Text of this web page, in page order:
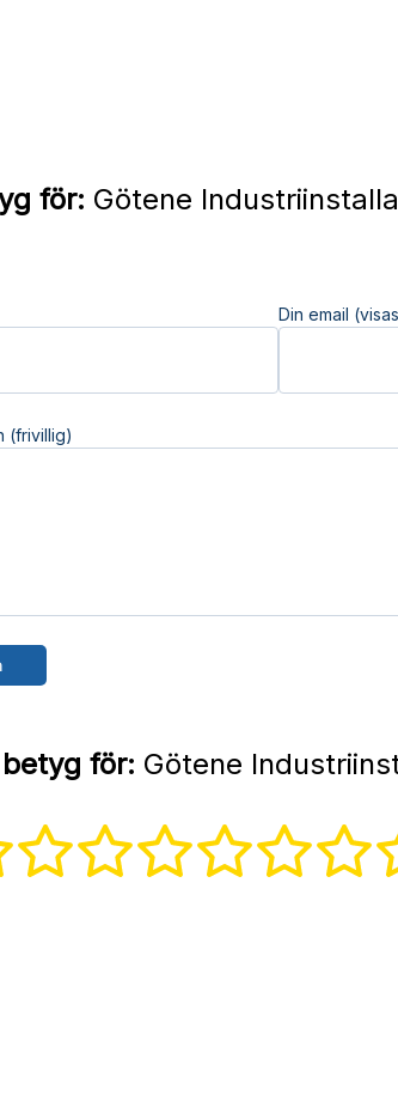
för: Götene
Din email
(frivillig)
för: Götene